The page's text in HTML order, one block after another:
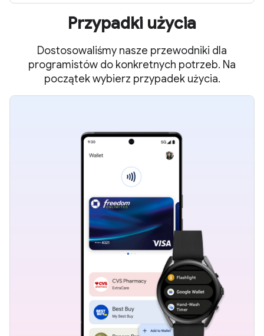
Przypadki użycia
Dostosowaliśmy nasze przewodniki dla
programistów do konkretnych potrzeb. Na
początek wybierz przypadek użycia.